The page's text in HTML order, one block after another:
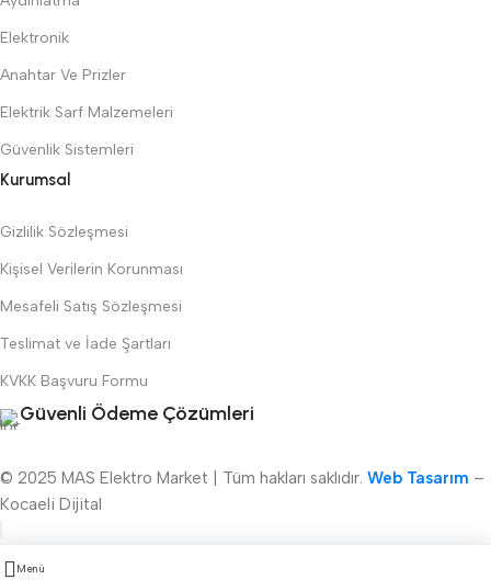
Elektronik
Anahtar Ve Prizler
Elektrik Sarf Malzemeleri
Güvenlik Sistemleri
Kurumsal
Gizlilik Sözleşmesi
Kişisel Verilerin Korunması
Mesafeli Satış Sözleşmesi
Teslimat ve İade Şartları
KVKK Başvuru Formu
Güvenli Ödeme Çözümleri
© 2025 MAS Elektro Market | Tüm hakları saklıdır. Web Tasarım –
Kocaeli Dijital
Menü